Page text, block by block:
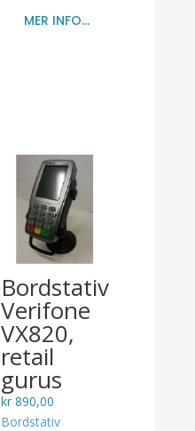
MER INFO...
Bordstativ
Verifone
VX820,
retail
gurus
kr 890,00
Bordstativ